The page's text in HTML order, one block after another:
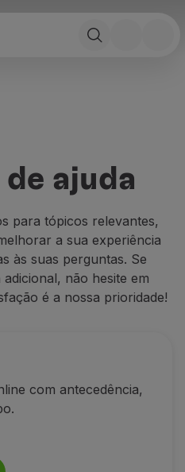
ajuda
para tópicos relevantes,
a sua experiência
às suas perguntas. Se
não hesite em
é a nossa prioridade!
com antecedência,